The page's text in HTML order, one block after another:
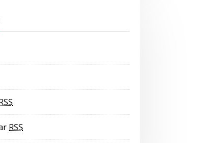
RSS